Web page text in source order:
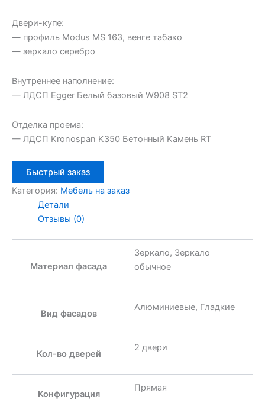
Двери-купе:
— профиль Modus MS 163, венге табако
— зеркало серебро
Внутреннее наполнение:
— ЛДСП Egger Белый базовый W908 ST2
Отделка проема:
— ЛДСП Kronospan K350 Бетонный Kамень RT
Быстрый заказ
Категория: Мебель на заказ
Детали
Отзывы (0)
Материал фасада
Зеркало, Зеркало
обычное
Вид фасадов
Алюминиевые, Гладкие
Кол-во дверей
2 двери
Конфигурация
Прямая